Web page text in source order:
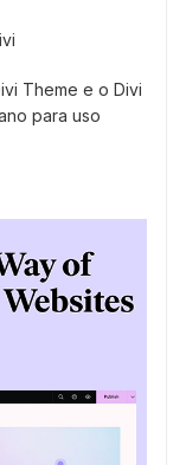
Theme e o Divi
para uso